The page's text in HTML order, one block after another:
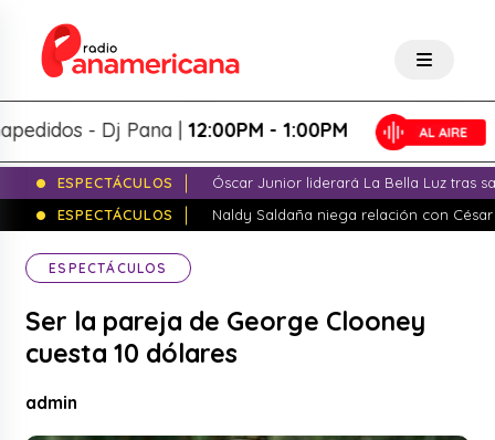
- Dj Pana |12:00PM - 1:00PM
ESPECTÁCULOS
Óscar Junior liderará La Bella Luz tras
ESPECTÁCULOS
Naldy Saldaña niega relación con
ESPECTÁCULOS
Ser la pareja de George Clooney
cuesta 10 dólares
admin